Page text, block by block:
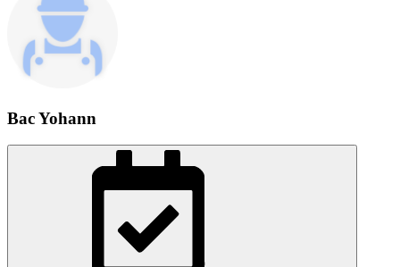
Bac Yohann